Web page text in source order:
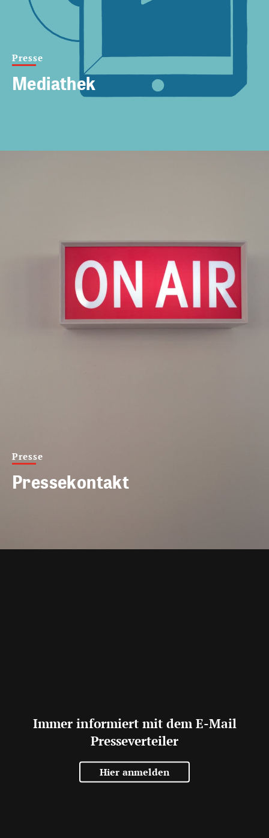
Presse
Mediathek
Presse
Pressekontakt
Immer informiert mit dem E-Mail
Presseverteiler
Hier anmelden